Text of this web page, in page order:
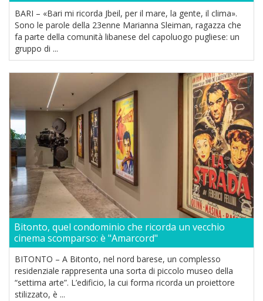
BARI – «Bari mi ricorda Jbeil, per il mare, la gente, il clima».
Sono le parole della 23enne Marianna Sleiman, ragazza che
fa parte della comunità libanese del capoluogo pugliese: un
gruppo di ...
Bitonto, quel condominio che ricorda un vecchio
cinema scomparso: è "Amarcord"
BITONTO – A Bitonto, nel nord barese, un complesso
residenziale rappresenta una sorta di piccolo museo della
“settima arte”. L’edificio, la cui forma ricorda un proiettore
stilizzato, è ...